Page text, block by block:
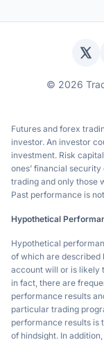
© 2026
Futures and forex
investor. An investor
investment. Risk
ones’ financial
trading and only those
Past performance is
Hypothetical
Hypothetical
of which are described
account will or is likely
in fact, there are
performance results
particular trading
performance results is
of hindsight. In